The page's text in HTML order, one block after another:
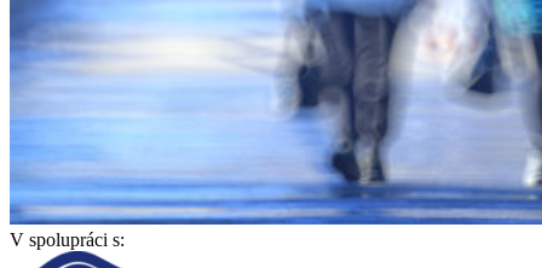
V spolupráci s: